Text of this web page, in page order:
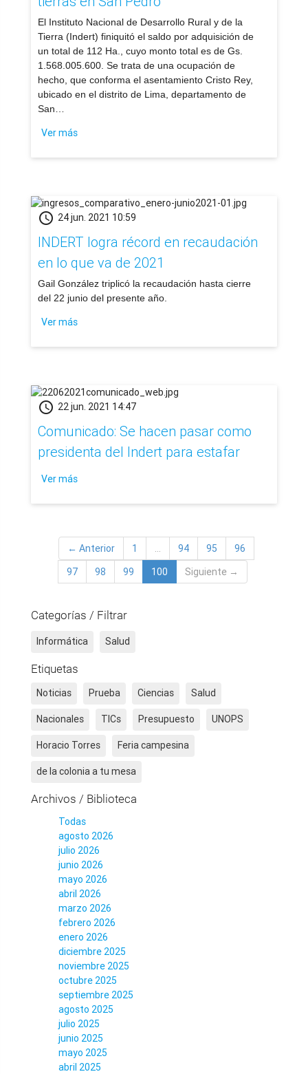
El Instituto Nacional de Desarrollo Rural y de la
Tierra (Indert) finiquitó el saldo por adquisición de
un total de 112 Ha., cuyo monto total es de Gs.
1.568.005.600. Se trata de una ocupación de
hecho, que conforma el asentamiento Cristo Rey,
ubicado en el distrito de Lima, departamento de
San…
Ver más
schedule 24 jun. 2021 10:59
INDERT logra récord en recaudación
en lo que va de 2021
Gail González triplicó la recaudación hasta cierre
del 22 junio del presente año.
Ver más
schedule 22 jun. 2021 14:47
Comunicado: Se hacen pasar como
presidenta del Indert para estafar
Ver más
← Anterior 1 … 94 95
96
97
98 99 100 Siguiente →
Categorías / Filtrar
Informática Salud
Etiquetas
Noticias Prueba Ciencias Salud
Nacionales TICs Presupuesto UNOPS
Horacio Torres Feria campesina
de la colonia a tu mesa
Archivos / Biblioteca
Todas
agosto 2026
julio 2026
junio 2026
mayo 2026
abril 2026
marzo 2026
febrero 2026
enero 2026
diciembre 2025
noviembre 2025
octubre 2025
septiembre 2025
agosto 2025
julio 2025
junio 2025
mayo 2025
abril 2025